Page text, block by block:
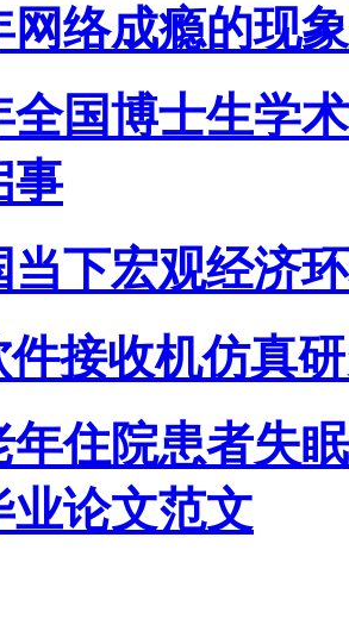
网络成瘾的现
全国博士生学
事
当下宏观经济
件接收机仿真
年住院患者失
业论文范文